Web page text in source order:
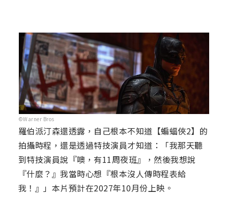
©Warner Bros
羅伯派汀森還透露，自己根本不知道【蝙蝠俠2】的
拍攝時程，還是透過特技演員才知道：「我那天聽
到特技演員說『噢，有11周夜班』，然後我想說
『什麼？』我當時心想『根本沒人傳時程表給
我！』」本片預計在2027年10月份上映。